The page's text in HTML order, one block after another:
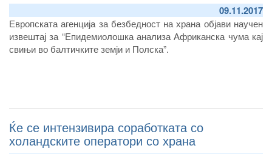
09.11.2017
Европската агенција за безбедност на храна објави научен
извештај за “Епидемиолошка анализа Африканска чума кај
свињи во балтичките земји и Полска”.
Ќе се интензивира соработката со
холандските оператори со храна